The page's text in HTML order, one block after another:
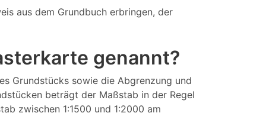
aus dem Grundbuch erbringen, der
genannt?
Grundstücks sowie die Abgrenzung und
beträgt der Maßstab in der Regel
zwischen 1:1500 und 1:2000 am